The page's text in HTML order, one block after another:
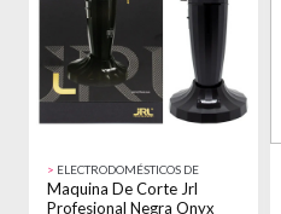
> ELECTRODOMÉSTICOS DE
BELLEZA
Maquina De Corte Jrl
Profesional Negra Onyx